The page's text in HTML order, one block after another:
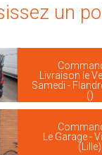
un
Livraison le
Samedi -
()
Le Garage -
(Lille)